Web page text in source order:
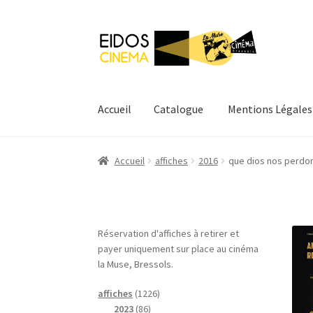
Aller
à
Aller
au
Accueil Catalogue Mentions Légales
Accueil Catalogue Mentions Légales Mon
Accueil affiches 2016 que dios nos
Réservation d'affiches à retirer et
payer uniquement sur place au cinéma
la Muse, Bressols.
affiches 12261
2023 868